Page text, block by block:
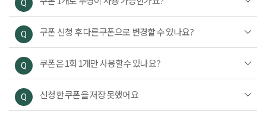
Q
Q 쿠폰 신청 후 다른쿠폰으로 변경할 수 있나요?
Q 쿠폰은 1회 1개만 사용할수 있나요?
Q 신청한 쿠폰을 저장 못했어요
취소 확인
개인정보 수집 및 이용 동의(필수)
취소